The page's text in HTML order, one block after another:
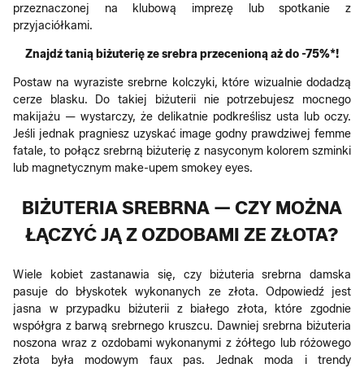
przeznaczonej na klubową imprezę lub spotkanie z
przyjaciółkami.
Znajdź tanią biżuterię ze srebra przecenioną aż do -75%*!
Postaw na wyraziste srebrne kolczyki, które wizualnie dodadzą
cerze blasku. Do takiej biżuterii nie potrzebujesz mocnego
makijażu — wystarczy, że delikatnie podkreślisz usta lub oczy.
Jeśli jednak pragniesz uzyskać image godny prawdziwej femme
fatale, to połącz srebrną biżuterię z nasyconym kolorem szminki
lub magnetycznym make-upem smokey eyes.
BIŻUTERIA SREBRNA — CZY MOŻNA
ŁĄCZYĆ JĄ Z OZDOBAMI ZE ZŁOTA?
Wiele kobiet zastanawia się, czy biżuteria srebrna damska
pasuje do błyskotek wykonanych ze złota. Odpowiedź jest
jasna w przypadku biżuterii z białego złota, które zgodnie
współgra z barwą srebrnego kruszcu. Dawniej srebrna biżuteria
noszona wraz z ozdobami wykonanymi z żółtego lub różowego
złota była modowym faux pas. Jednak moda i trendy